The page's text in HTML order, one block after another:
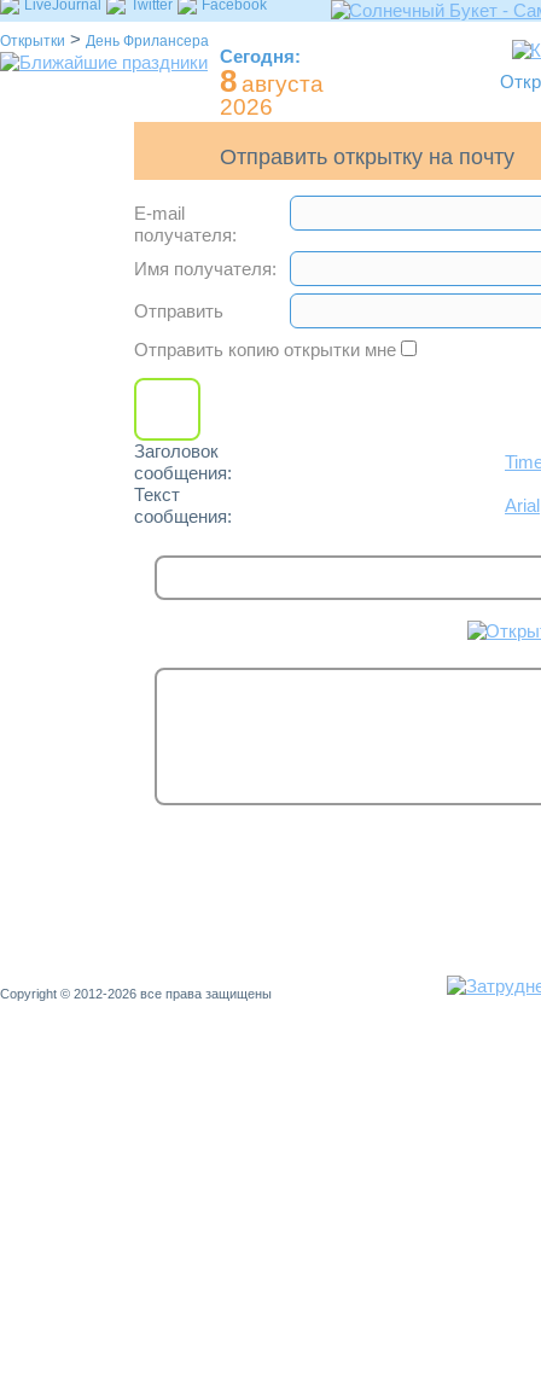
LiveJournal Twitter Facebook
Открытки > День Фрилансера
Сегодня:
8августа
2026
Отправить открытку на почту
E-mail
получателя:
Имя получателя:
Отправить
Отправить копию открытки мне
Заголовок
сообщения:
Текст
сообщения:
Arial
Copyright © 2012-2026 все права защищены